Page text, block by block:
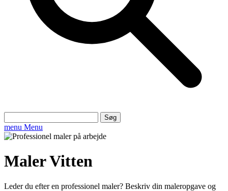
efter:
menu Menu
Maler Vitten
Leder du efter en professionel maler? Beskriv din maleropgave og